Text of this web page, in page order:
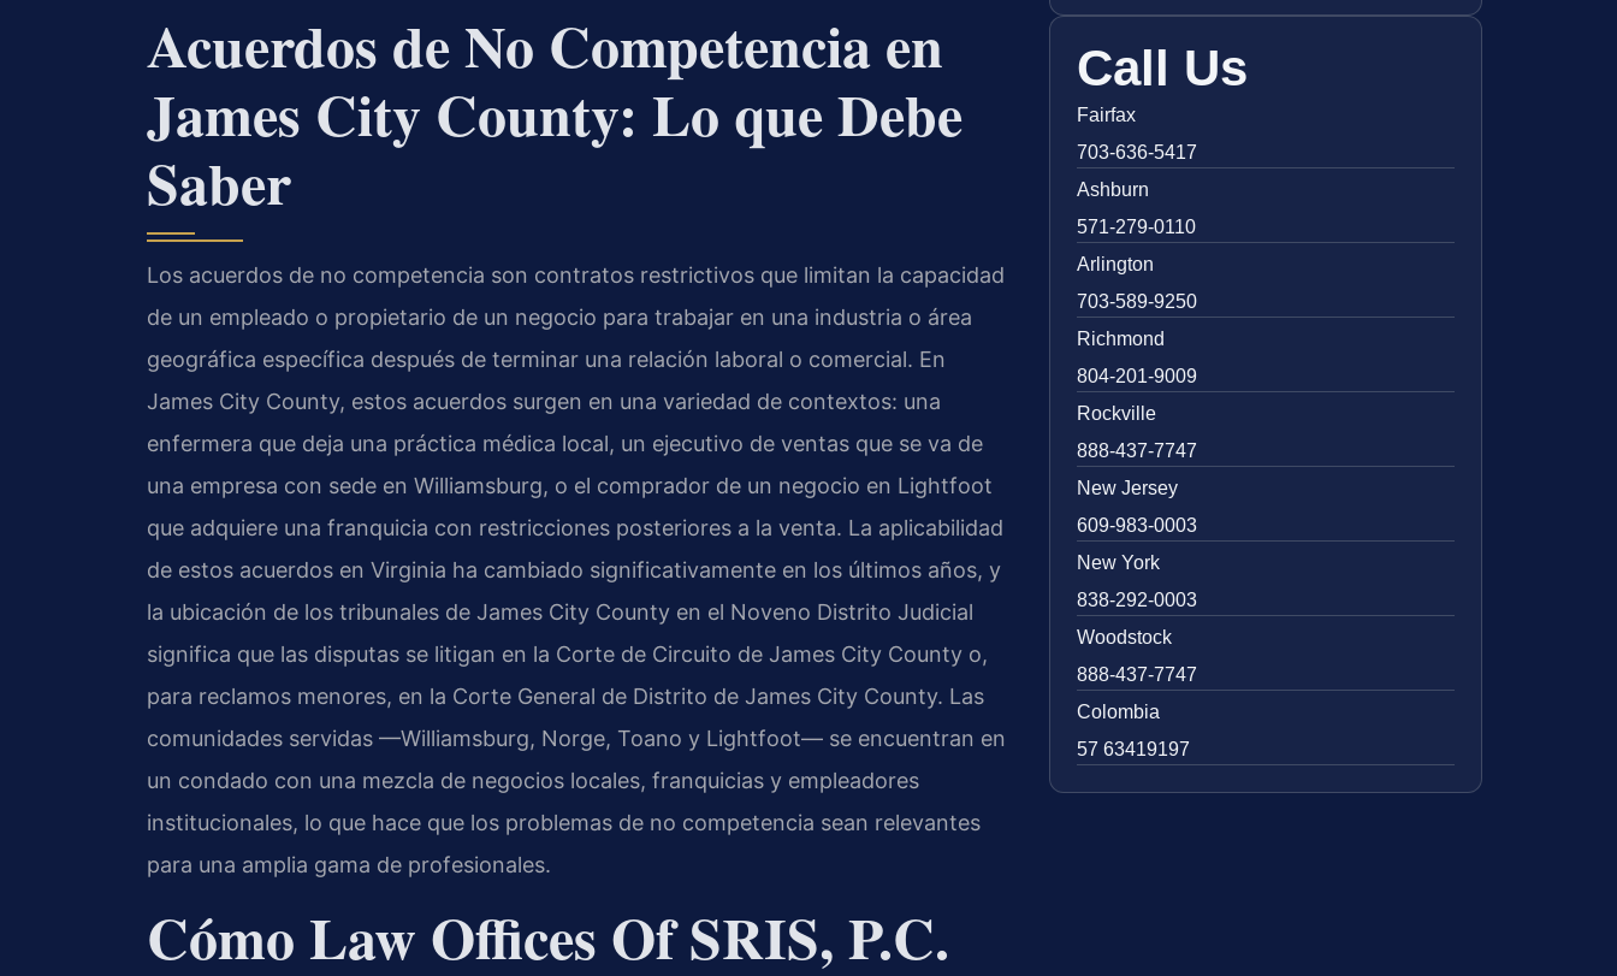
Acuerdos de No Competencia en
James City County: Lo que Debe
Saber
Los acuerdos de no competencia son contratos restrictivos que limitan la capacidad
de un empleado o propietario de un negocio para trabajar en una industria o área
geográfica específica después de terminar una relación laboral o comercial. En
James City County, estos acuerdos surgen en una variedad de contextos: una
enfermera que deja una práctica médica local, un ejecutivo de ventas que se va de
una empresa con sede en Williamsburg, o el comprador de un negocio en Lightfoot
que adquiere una franquicia con restricciones posteriores a la venta. La aplicabilidad
de estos acuerdos en Virginia ha cambiado significativamente en los últimos años, y
la ubicación de los tribunales de James City County en el Noveno Distrito Judicial
significa que las disputas se litigan en la Corte de Circuito de James City County o,
para reclamos menores, en la Corte General de Distrito de James City County. Las
comunidades servidas —Williamsburg, Norge, Toano y Lightfoot— se encuentran en
un condado con una mezcla de negocios locales, franquicias y empleadores
institucionales, lo que hace que los problemas de no competencia sean relevantes
para una amplia gama de profesionales.
Cómo Law Offices Of SRIS, P.C.
Call Us
Fairfax
703-636-5417
Ashburn
571-279-0110
Arlington
703-589-9250
Richmond
804-201-9009
Rockville
888-437-7747
New Jersey
609-983-0003
New York
838-292-0003
Woodstock
888-437-7747
Colombia
57 63419197